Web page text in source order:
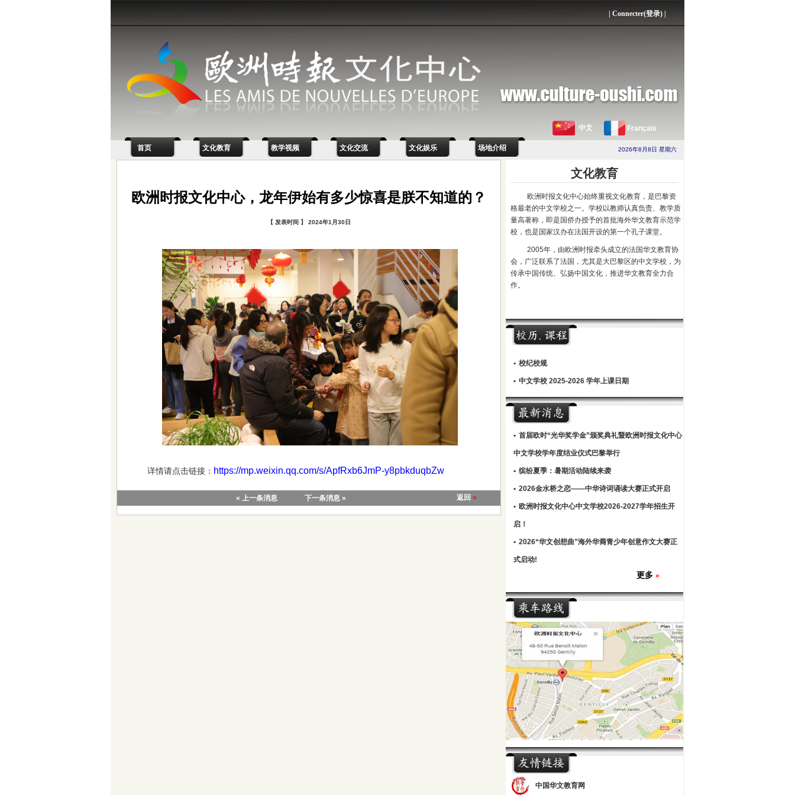
Connecter(登录)
中文 Français
首页 文化教育 教学视频 文化交流 文化娱乐 场地介绍 2026年8月8日 星期六
欧洲时报文化中心，龙年伊始有多少惊喜是朕不知道的？
【 发表时间 】 2024年1月30日
详情请点击链接： https://mp.weixin.qq.com/s/ApfRxb6JmP-y8pbkduqbZw
« 上一条消息 下一条消息 » 返回 »
文化教育
欧洲时报文化中心始终重视文化教育，是巴黎资
格最老的中文学校之一。学校以教师认真负责、教学质
量高著称，即是国侨办授予的首批海外华文教育示范学
校，也是国家汉办在法国开设的第一个孔子课堂。
2005年，由欧洲时报牵头成立的法国华文教育协
会，广泛联系了法国，尤其是大巴黎区的中文学校，为
传承中国传统、弘扬中国文化，推进华文教育全力合
作。
• 校纪校规
• 中文学校 2025-2026 学年上课日期
• 首届欧时“光华奖学金”颁奖典礼暨欧洲时报文化中心
中文学校学年度结业仪式巴黎举行
• 缤纷夏季：暑期活动陆续来袭
• 2026金水桥之恋——中华诗词诵读大赛正式开启
• 欧洲时报文化中心中文学校2026-2027学年招生开
启！
• 2026“华文创想曲”海外华裔青少年创意作文大赛正
式启动!
更多 »
中国华文教育网